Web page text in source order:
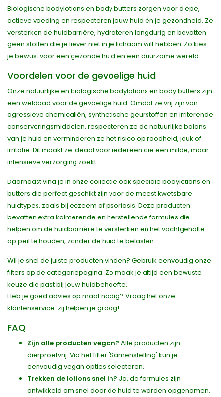
Biologische bodylotions en body butters zorgen voor diepe,
actieve voeding en respecteren jouw huid én je gezondheid. Ze
versterken de huidbarrière, hydrateren langdurig en bevatten
geen stoffen die je liever niet in je lichaam wilt hebben. Zo kies
je bewust voor een gezonde huid en een duurzame wereld.
Voordelen voor de gevoelige huid
Onze natuurlijke en biologische bodylotions en body butters zijn
een weldaad voor de gevoelige huid. Omdat ze vrij zijn van
agressieve chemicaliën, synthetische geurstoffen en irriterende
conserveringsmiddelen, respecteren ze de natuurlijke balans
van je huid en verminderen ze het risico op roodheid, jeuk of
irritatie. Dit maakt ze ideaal voor iedereen die een milde, maar
intensieve verzorging zoekt.
Daarnaast vind je in onze collectie ook speciale bodylotions en
butters die perfect geschikt zijn voor de meest kwetsbare
huidtypes, zoals bij eczeem of psoriasis. Deze producten
bevatten extra kalmerende en herstellende formules die
helpen om de huidbarrière te versterken en het vochtgehalte
op peil te houden, zonder de huid te belasten.
Wil je snel de juiste producten vinden? Gebruik eenvoudig onze
filters op de categoriepagina. Zo maak je altijd een bewuste
keuze die past bij jouw huidbehoefte.
Heb je goed advies op maat nodig? Vraag het onze
klantenservice: zij helpen je graag!
FAQ
Zijn alle producten vegan? Alle producten zijn
dierproefvrij. Via het filter 'Samenstelling' kun je
eenvoudig vegan opties selecteren.
Trekken de lotions snel in? Ja, de formules zijn
ontwikkeld om snel door de huid te worden opgenomen.